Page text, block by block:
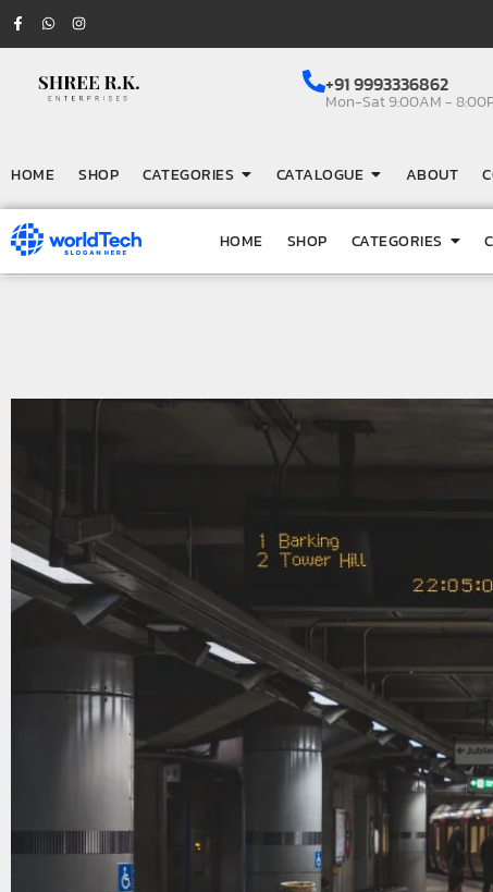
+91 9993336862
Mon-Sat 9:00AM -
HOME SHOP CATEGORIES CATALOGUE ABOUT
HOME SHOP CATEGORIES